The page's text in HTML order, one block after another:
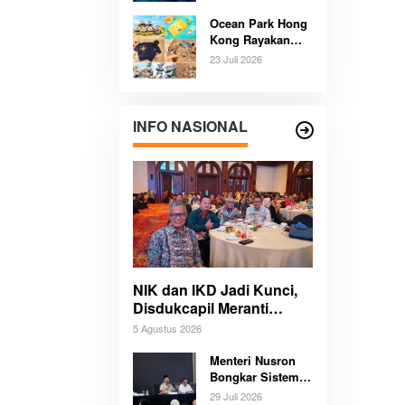
Budaya dan Alam
Tak Terlupakan
Bersama
Ocean Park Hong
Kong Rayakan
Ulang Tahun
Pulang Mobil
Listrik Mewah
23 Juli 2026
INFO NASIONAL
NIK dan IKD Jadi Kunci,
Disdukcapil Meranti
Percepat Revolusi
5 Agustus 2026
Menteri Nusron
Bongkar Sistem
Karier Baru
29 Juli 2026